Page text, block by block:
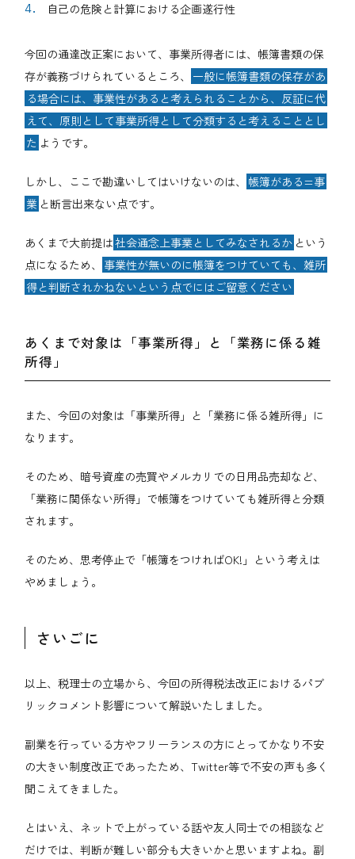
自己の危険と計算における企画遂行性
今回の通達改正案において、事業所得者には、帳簿書類の保
存が義務づけられているところ、
一般に帳簿書類の保存があ
る場合には、事業性があると考えられることから、反証に代
えて、原則として事業所得として分類すると考えることとし
た ようです。
しかし、ここで勘違いしてはいけないのは、
帳簿がある=事
業 と断言出来ない点です。
あくまで大前提は社会通念上事業としてみなされるか という
点になるため、
事業性が無いのに帳簿をつけていても、雑所
得と判断されかねないという点でにはご留意ください
あくまで対象は「事業所得」と「業務に係る雑
所得」
また、今回の対象は「事業所得」と「業務に係る雑所得」に
なります。
そのため、暗号資産の売買やメルカリでの日用品売却など、
「業務に関係ない所得」で帳簿をつけていても雑所得と分類
されます。
そのため、思考停止で「帳簿をつければOK!」という考えは
やめましょう。
さいごに
以上、税理士の立場から、今回の所得税法改正におけるパブ
リックコメント影響について解説いたしました。
副業を行っている方やフリーランスの方にとってかなり不安
の大きい制度改正であったため、Twitter等で不安の声も多く
聞こえてきました。
とはいえ、ネットで上がっている話や友人同士での相談など
だけでは、判断が難しい部分も大きいかと思いますよね。副